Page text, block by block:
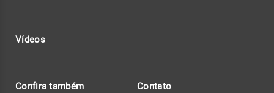
Vídeos
Confira também Contato